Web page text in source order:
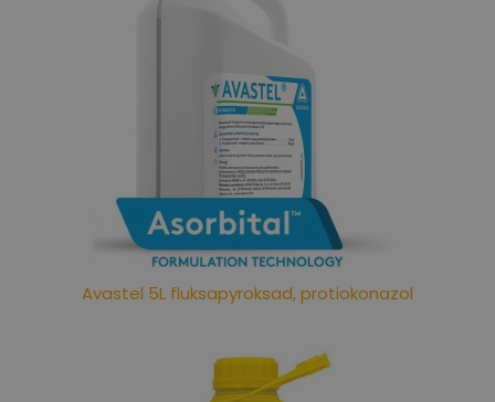
Avastel 5L fluksapyroksad, protiokonazol